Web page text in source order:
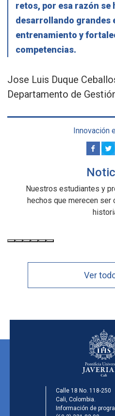
retos, por esa razón se
desarrollando grandes
entrenamiento y
competencias.
Jose Luis Duque
Departamento de
Innovación
Nuestros estudiantes y
hechos que merecen ser
Ver
Calle 18 No. 118-250
Cali, Colombia.
Información de